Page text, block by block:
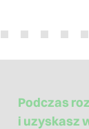
Podczas
i uzyskasz